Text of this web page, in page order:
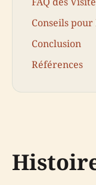
Conseils
Conclusion
Références